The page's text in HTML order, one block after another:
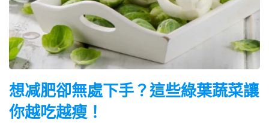
想减肥卻無處下手？這些綠葉蔬菜讓
你越吃越瘦！